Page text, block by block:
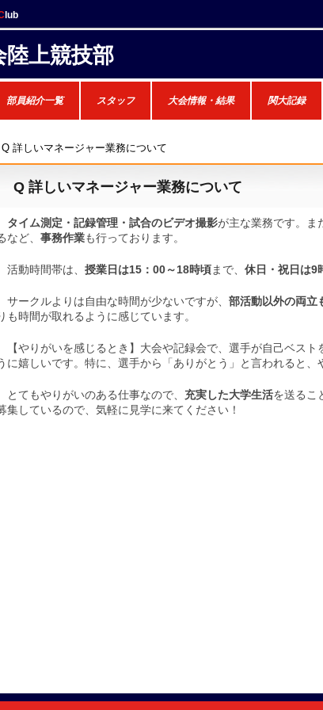
lub
陸上競技部
部員紹介一覧 スタッフ 大会情報・結果 関大記録
Q 詳しいマネージャー業務について
Q 詳しいマネージャー業務について
タイム測定・記録管理・試合のビデオ撮影が主な業務です。ま
など、事務作業も行っております。
活動時間帯は、授業日は15：00～18時頃まで、休日・祝日は9
サークルよりは自由な時間が少ないですが、部活動以外の両立
も時間が取れるように感じています。
【やりがいを感じるとき】大会や記録会で、選手が自己ベスト
に嬉しいです。特に、選手から「ありがとう」と言われると、
とてもやりがいのある仕事なので、 充実した大学生活を送るこ
集しているので、気軽に見学に来てください！